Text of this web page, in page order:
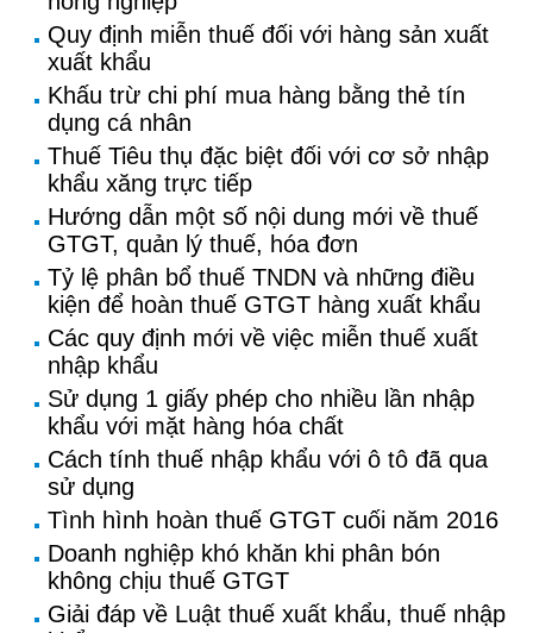
Quy định miễn thuế đối với hàng sản xuất
xuất khẩu
Khấu trừ chi phí mua hàng bằng thẻ tín
dụng cá nhân
Thuế Tiêu thụ đặc biệt đối với cơ sở nhập
khẩu xăng trực tiếp
Hướng dẫn một số nội dung mới về thuế
GTGT, quản lý thuế, hóa đơn
Tỷ lệ phân bổ thuế TNDN và những điều
kiện để hoàn thuế GTGT hàng xuất khẩu
Các quy định mới về việc miễn thuế xuất
nhập khẩu
Sử dụng 1 giấy phép cho nhiều lần nhập
khẩu với mặt hàng hóa chất
Cách tính thuế nhập khẩu với ô tô đã qua
sử dụng
Tình hình hoàn thuế GTGT cuối năm 2016
Doanh nghiệp khó khăn khi phân bón
không chịu thuế GTGT
Giải đáp về Luật thuế xuất khẩu, thuế nhập